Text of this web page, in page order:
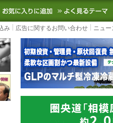
最新の物流ニュースをお届
お気に入りに追
み 広告に関するお問い合わせ ニュー